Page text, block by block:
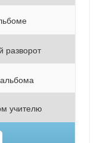
разворот
учителю